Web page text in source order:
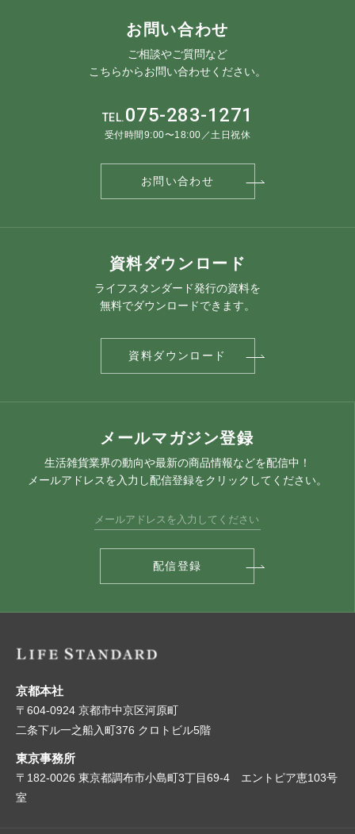
お問い合わせ
ご相談やご質問など
こちらからお問い合わせください。
TEL. 075-283-1271
受付時間9:00〜18:00／土日祝休
お問い合わせ
資料ダウンロード
ライフスタンダード発行の資料を
無料でダウンロードできます。
資料ダウンロード
メールマガジン登録
生活雑貨業界の動向や最新の商品情報などを配信中！
メールアドレスを入力し配信登録をクリックしてください。
京都本社
〒604-0924 京都市中京区河原町
二条下ル一之船入町376 クロトビル5階
東京事務所
〒182-0026 東京都調布市小島町3丁目69-4 エントピア恵103号
室